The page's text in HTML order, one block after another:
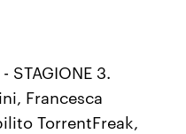
STAGIONE 3.
Francesca
TorrentFreak,